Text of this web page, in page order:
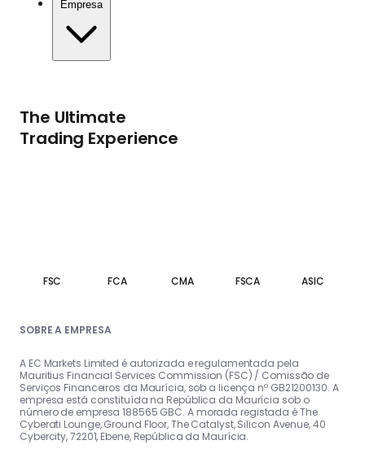
Empresa
The Ultimate
Trading Experience
FSC FCA CMA FSCA ASIC
SOBRE A EMPRESA
A EC Markets Limited é autorizada e regulamentada pela
Mauritius Financial Services Commission (FSC) / Comissão de
Serviços Financeiros da Maurícia, sob a licença nº GB21200130. A
empresa está constituída na República da Maurícia sob o
número de empresa 188565 GBC. A morada registada é The
Cyberati Lounge, Ground Floor, The Catalyst, Silicon Avenue, 40
Cybercity, 72201, Ebene, República da Maurícia.